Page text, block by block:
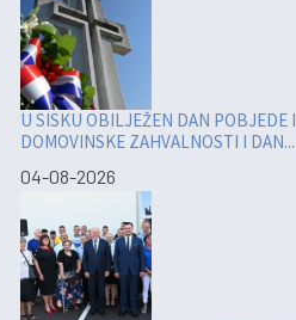
U SISKU OBILJEŽEN DAN POBJEDE I
DOMOVINSKE ZAHVALNOSTI I DAN...
04-08-2026